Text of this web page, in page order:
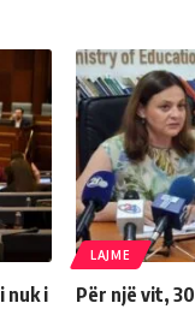
nuk i
LAJME
Për një vit,